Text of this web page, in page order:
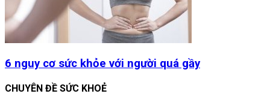
6 nguy cơ sức khỏe với người quá gầy
CHUYÊN ĐỀ SỨC KHOẺ